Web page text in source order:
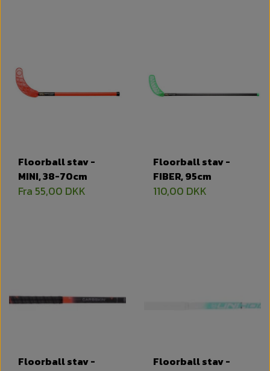
Floorball stav -
MINI, 38-70cm
Fra 55,00 DKK
Floorball stav -
FIBER, 95cm
110,00 DKK
Floorball stav -
Floorball stav -